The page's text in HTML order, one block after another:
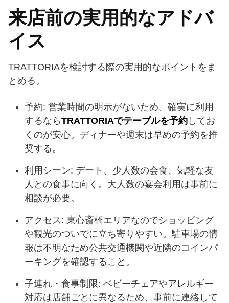
来店前の実用的なアドバ
イス
TRATTORIAを検討する際の実用的なポイントをま
とめる。
予約: 営業時間の明示がないため、確実に利用
するならTRATTORIAでテーブルを予約 してお
くのが安心。ディナーや週末は早めの予約を推
奨する。
利用シーン: デート、少人数の会食、気軽な友
人との食事に向く。大人数の宴会利用は事前に
相談が必要。
アクセス: 東心斎橋エリアなのでショッピング
や観光のついでに立ち寄りやすい。駐車場の情
報は不明なため公共交通機関や近隣のコインパ
ーキングを確認すること。
子連れ・食事制限: ベビーチェアやアレルギー
対応は店舗ごとに異なるため、事前に連絡して